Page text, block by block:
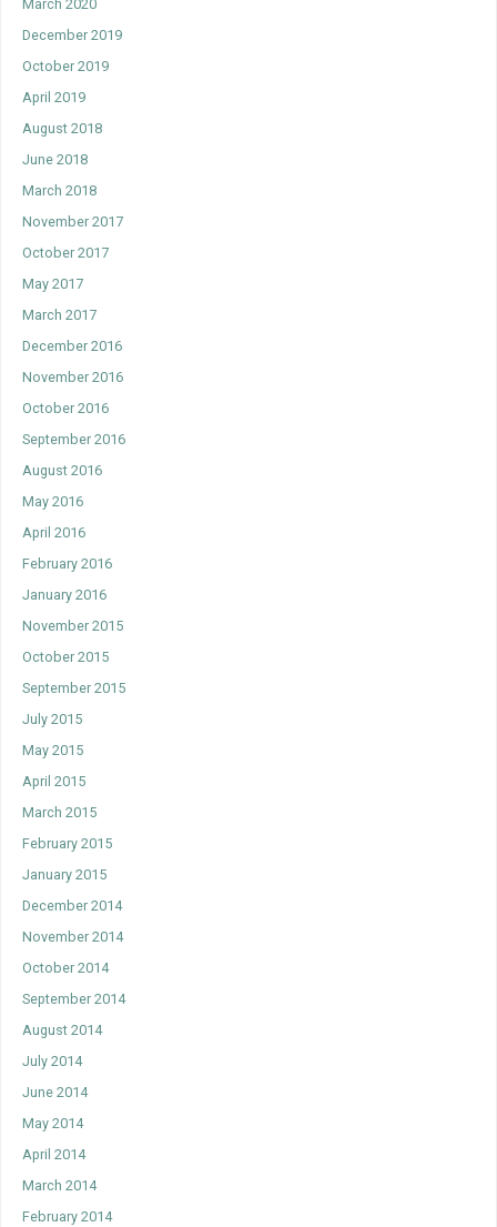
March 2020
December 2019
October 2019
April 2019
August 2018
June 2018
March 2018
November 2017
October 2017
May 2017
March 2017
December 2016
November 2016
October 2016
September 2016
August 2016
May 2016
April 2016
February 2016
January 2016
November 2015
October 2015
September 2015
July 2015
May 2015
April 2015
March 2015
February 2015
January 2015
December 2014
November 2014
October 2014
September 2014
August 2014
July 2014
June 2014
May 2014
April 2014
March 2014
February 2014